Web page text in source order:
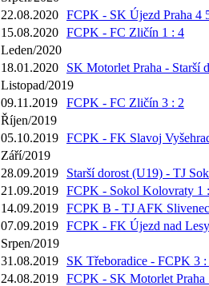
22.08.2020 FCPK - SK Újezd Praha 4
15.08.2020 FCPK - FC Zličín 1 : 4
Leden/2020
18.01.2020
SK Motorlet Praha - Starší
Listopad/2019
09.11.2019
FCPK - FC Zličín 3 : 2
Říjen/2019
05.10.2019 FCPK - FK Slavoj
Září/2019
28.09.2019
Starší dorost (U19) - TJ
21.09.2019 FCPK - Sokol Kolovraty 1
14.09.2019 FCPK B - TJ AFK
07.09.2019 FCPK - FK Újezd nad
Srpen/2019
31.08.2019
SK Třeboradice - FCPK 3 :
24.08.2019 FCPK - SK Motorlet Praha